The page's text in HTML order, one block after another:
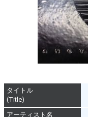
タイトル
(Title)
アーティスト名